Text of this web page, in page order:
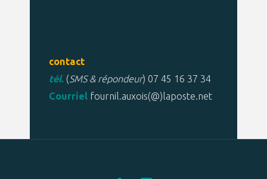
contact
tél. (SMS & répondeur) 07 45 16 37 34
Courriel fournil.auxois(@)laposte.net